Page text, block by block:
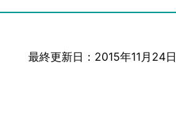
最終更新日：2015年11月24日